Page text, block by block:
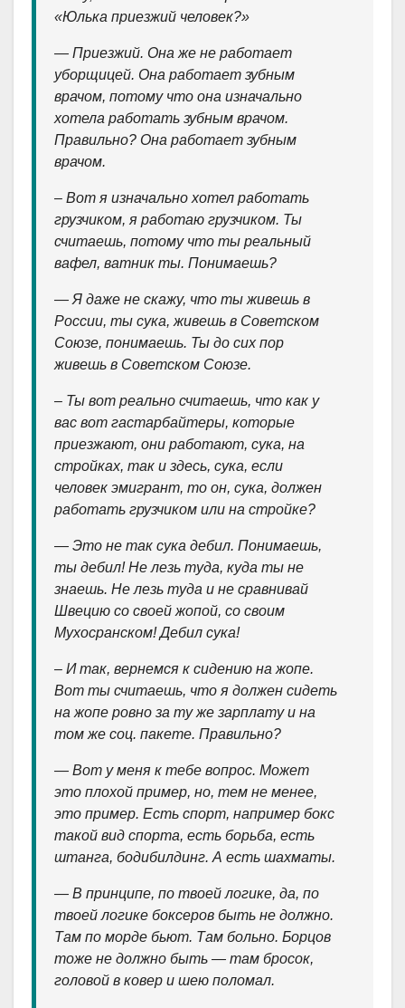
«Юлька приезжий человек?»
— Приезжий. Она же не работает
уборщицей. Она работает зубным
врачом, потому что она изначально
хотела работать зубным врачом.
Правильно? Она работает зубным
врачом.
– Вот я изначально хотел работать
грузчиком, я работаю грузчиком. Ты
считаешь, потому что ты реальный
вафел, ватник ты. Понимаешь?
— Я даже не скажу, что ты живешь в
России, ты сука, живешь в Советском
Союзе, понимаешь. Ты до сих пор
живешь в Советском Союзе.
– Ты вот реально считаешь, что как у
вас вот гастарбайтеры, которые
приезжают, они работают, сука, на
стройках, так и здесь, сука, если
человек эмигрант, то он, сука, должен
работать грузчиком или на стройке?
— Это не так сука дебил. Понимаешь,
ты дебил! Не лезь туда, куда ты не
знаешь. Не лезь туда и не сравнивай
Швецию со своей жопой, со своим
Мухосранском! Дебил сука!
– И так, вернемся к сидению на жопе.
Вот ты считаешь, что я должен сидеть
на жопе ровно за ту же зарплату и на
том же соц. пакете. Правильно?
— Вот у меня к тебе вопрос. Может
это плохой пример, но, тем не менее,
это пример. Есть спорт, например бокс
такой вид спорта, есть борьба, есть
штанга, бодибилдинг. А есть шахматы.
— В принципе, по твоей логике, да, по
твоей логике боксеров быть не должно.
Там по морде бьют. Там больно. Борцов
тоже не должно быть — там бросок,
головой в ковер и шею поломал.